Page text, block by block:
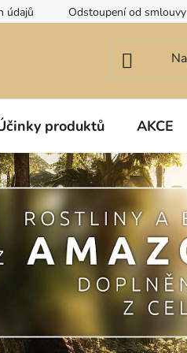
údajů Odstoupení od smlouvy
produktů AKCE